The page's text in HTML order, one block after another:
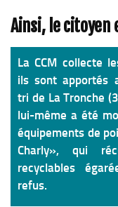
Petite Enfance
Relais Petite
Grandir en
Crèches et
Balades
Jeunesse
Jeunes En Matheysine
Ainsi, le citoyen
La CCM collecte
ils sont apportés
tri de La Tronche
lui-même a été
équipements de
Charly», qui
recyclables
refus.